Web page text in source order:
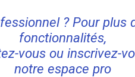
? Pour plus
fonctionnalités,
vous ou inscrivez-
notre espace pro